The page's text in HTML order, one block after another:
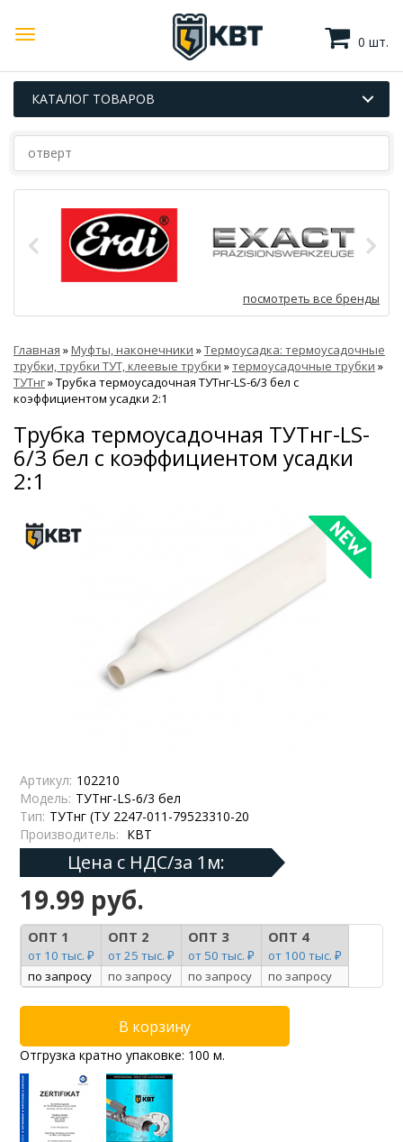
0 шт.
КАТАЛОГ ТОВАРОВ
посмотреть все бренды
Главная »Муфты, наконечники »Термоусадка: термоусадочные
трубки, трубки ТУТ, клеевые трубки »термоусадочные трубки »
ТУТнг»Трубка термоусадочная ТУТнг-LS-6/3 бел с
коэффициентом усадки 2:1
Трубка термоусадочная ТУТнг-LS-
6/3 бел с коэффициентом усадки
2:1
Артикул: 102210
Модель: ТУТнг-LS-6/3 бел
Тип: ТУТнг (ТУ 2247-011-79523310-20
Производитель: КВТ
Цена с НДС/за 1м:
19.99 руб.
ОПТ 1
от 10 тыс. ₽
ОПТ 2
от 25 тыс. ₽
ОПТ 3
от 50 тыс. ₽
ОПТ 4
от 100 тыс. ₽
по запросу
по запросу по запросу по запросу
Отгрузка кратно упаковке: 100 м.